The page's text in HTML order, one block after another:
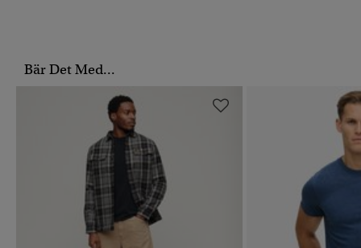
Bär Det Med...